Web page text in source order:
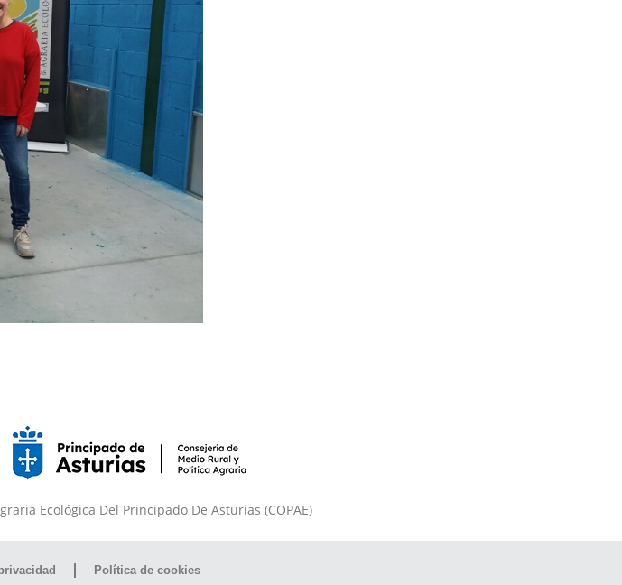
Ecológica Del Principado De Asturias (COPAE)
Política de cookies